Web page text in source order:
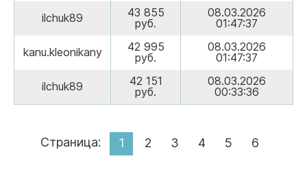
ilchuk89
43 855
руб.
08.03.2026
01:47:37
kanu.kleonikany
42 995
руб.
08.03.2026
01:47:37
ilchuk89
42 151
руб.
08.03.2026
00:33:36
Страница: 1 2 3 4 5 6